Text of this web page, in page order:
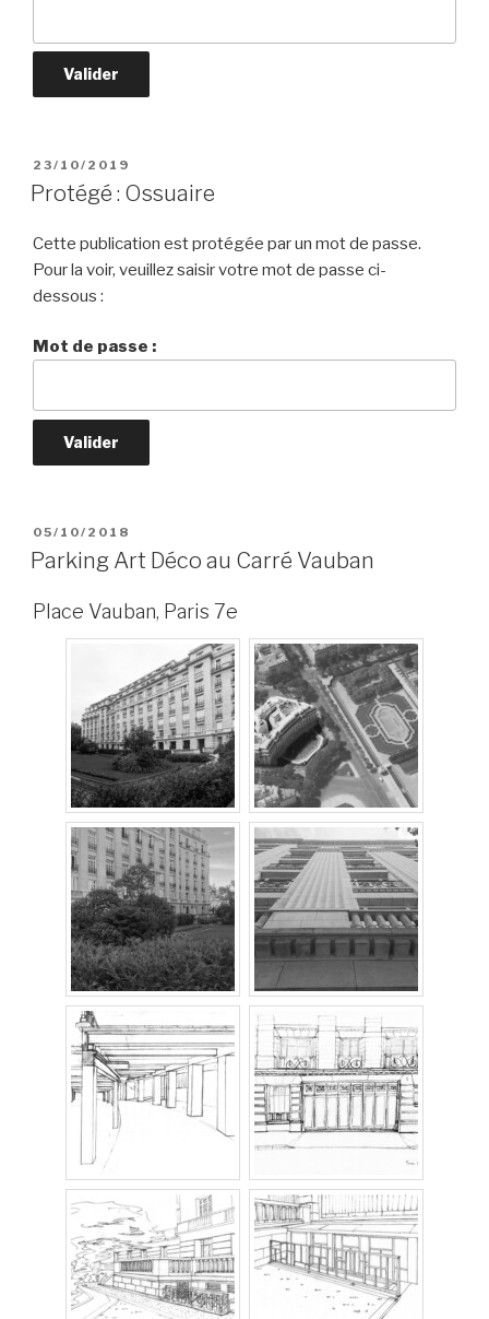
PUBLIÉ
LE
23/10/2019
Protégé : Ossuaire
Cette publication est protégée par un mot de passe.
Pour la voir, veuillez saisir votre mot de passe ci-
dessous :
Mot de passe :
PUBLIÉ
LE
05/10/2018
Parking Art Déco au Carré Vauban
Place Vauban, Paris 7e